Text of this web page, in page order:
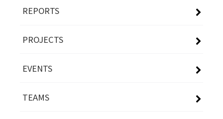
REPORTS
PROJECTS
EVENTS
TEAMS